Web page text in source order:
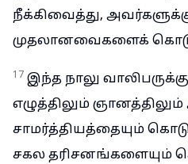
நீக்கிவைத்து,
முதலானவைகளைக்
17 இந்த நாலு
எழுத்திலும்
சாமர்த்தியத்தையும்
சகல தரிசனங்களையும்